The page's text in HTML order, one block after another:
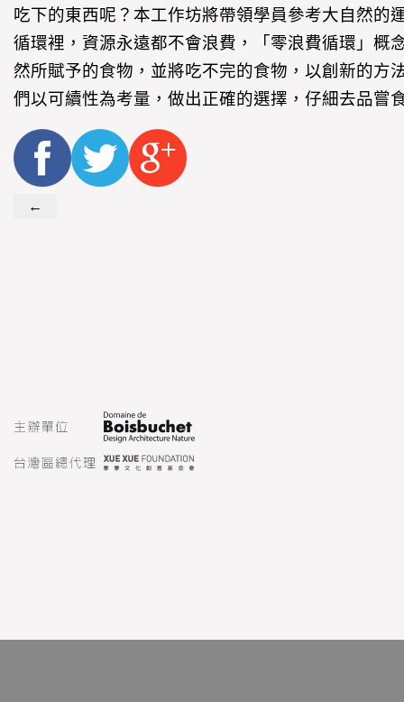
吃下的東西呢？本工作坊將帶領學員參考大自然的
循環裡，資源永遠都不會浪費，「零浪費循環」概
然所賦予的食物，並將吃不完的食物，以創新的方
們以可續性為考量，做出正確的選擇，仔細去品嘗
←